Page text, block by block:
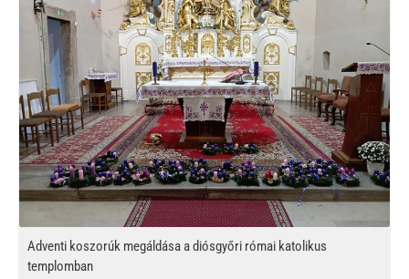
Adventi koszorúk megáldása a diósgyőri római katolikus
templomban